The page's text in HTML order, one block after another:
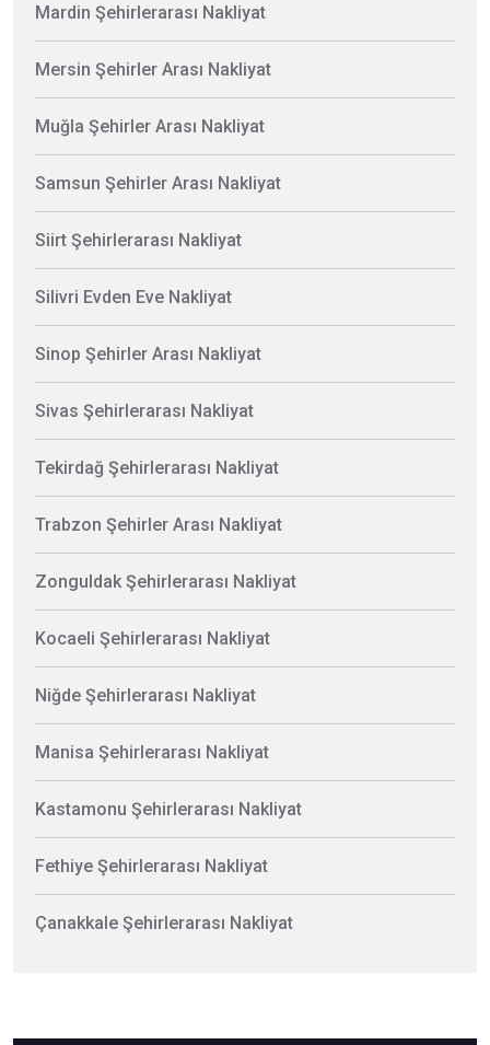
Mardin Şehirlerarası Nakliyat
Mersin Şehirler Arası Nakliyat
Muğla Şehirler Arası Nakliyat
Samsun Şehirler Arası Nakliyat
Siirt Şehirlerarası Nakliyat
Silivri Evden Eve Nakliyat
Sinop Şehirler Arası Nakliyat
Sivas Şehirlerarası Nakliyat
Tekirdağ Şehirlerarası Nakliyat
Trabzon Şehirler Arası Nakliyat
Zonguldak Şehirlerarası Nakliyat
Kocaeli Şehirlerarası Nakliyat
Niğde Şehirlerarası Nakliyat
Manisa Şehirlerarası Nakliyat
Kastamonu Şehirlerarası Nakliyat
Fethiye Şehirlerarası Nakliyat
Çanakkale Şehirlerarası Nakliyat